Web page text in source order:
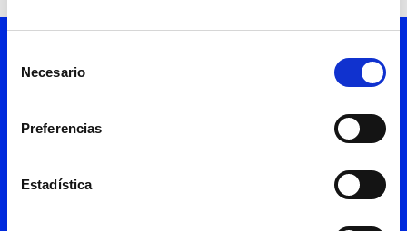
Necesario
Preferencias
Estadística
¿Hablamos? Suscríbete
a nuestra newsletter y
recibe periódicamente